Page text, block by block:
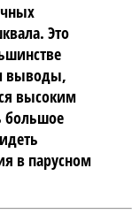
Это
выводы,
высоким
большое
в парусном